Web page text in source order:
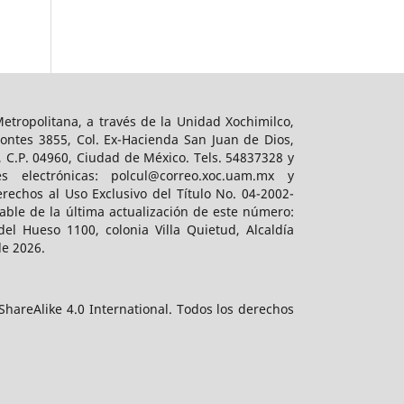
a través de la Unidad Xochimilco,
3855, Col. Ex-Hacienda San Juan de Dios,
04960, Ciudad de México. Tels. 54837328 y
polcul@correo.xoc.uam.mx y
al Uso Exclusivo del Título No. 04-2002-
de la última actualización de este número:
Hueso 1100, colonia Villa Quietud, Alcaldía
2026.
4.0 International. Todos los derechos